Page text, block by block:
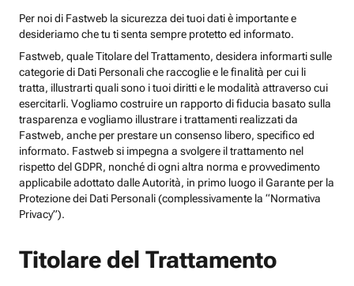
Per noi di Fastweb la sicurezza dei tuoi dati è importante e
desideriamo che tu ti senta sempre protetto ed informato.
Fastweb, quale Titolare del Trattamento, desidera informarti sulle
categorie di Dati Personali che raccoglie e le finalità per cui li
tratta, illustrarti quali sono i tuoi diritti e le modalità attraverso cui
esercitarli. Vogliamo costruire un rapporto di fiducia basato sulla
trasparenza e vogliamo illustrare i trattamenti realizzati da
Fastweb, anche per prestare un consenso libero, specifico ed
informato. Fastweb si impegna a svolgere il trattamento nel
rispetto del GDPR, nonché di ogni altra norma e provvedimento
applicabile adottato dalle Autorità, in primo luogo il Garante per la
Protezione dei Dati Personali (complessivamente la “Normativa
Privacy”).
Titolare del Trattamento